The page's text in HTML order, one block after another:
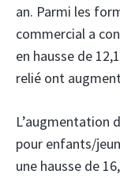
an. Parmi les
commercial a
en hausse de
relié ont
L’augmentation
pour enfants/
une hausse de